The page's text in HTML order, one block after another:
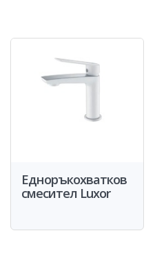
Едноръкохватков
смесител Luxor